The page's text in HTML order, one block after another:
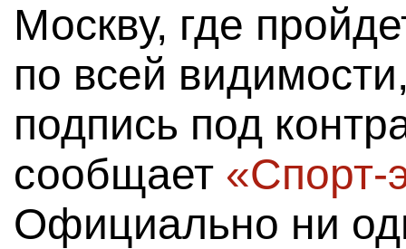
Москву, где
по всей
подпись под
сообщает «Спорт-
Официально ни